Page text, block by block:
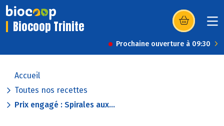
Biocoop Trinite (s’ouvre dans
Prochaine ouverture à 09:30
Accueil
Toutes nos recettes
Prix engagé : Spirales aux...